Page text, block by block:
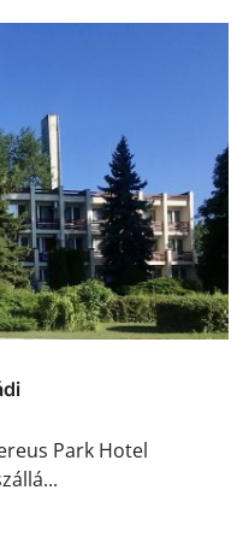
Park Hotel